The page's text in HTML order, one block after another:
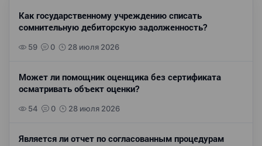
Как государственному учреждению списать
сомнительную дебиторскую задолженность?
59 0 28 июля 2026
Может ли помощник оценщика без сертификата
осматривать объект оценки?
54 0 28 июля 2026
Является ли отчет по согласованным процедурам